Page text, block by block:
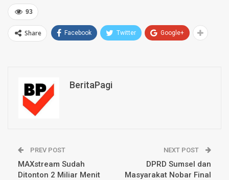
93
Share Facebook Twitter Google+
BeritaPagi
PREV POST
MAXstream Sudah
Ditonton 2 Miliar Menit
NEXT POST
DPRD Sumsel dan
Masyarakat Nobar Final